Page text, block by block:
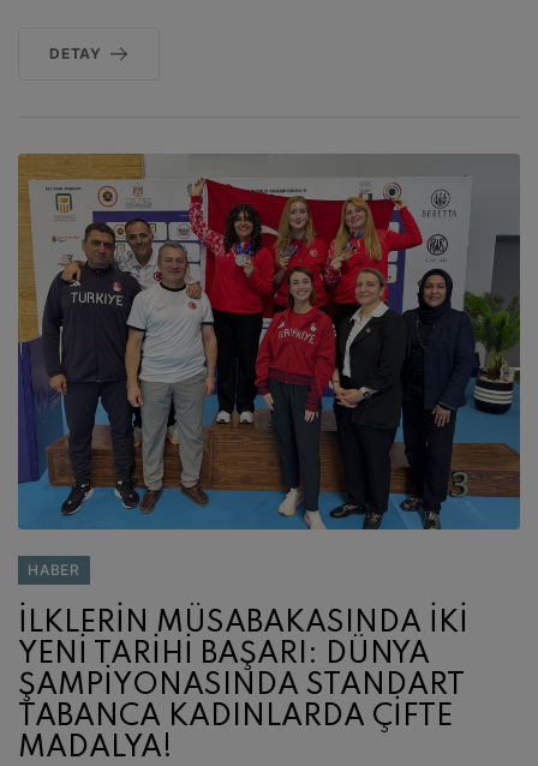
DETAY
HABER
İLKLERİN MÜSABAKASINDA İKİ
YENİ TARİHİ BAŞARI: DÜNYA
ŞAMPİYONASINDA STANDART
TABANCA KADINLARDA ÇİFTE
MADALYA!